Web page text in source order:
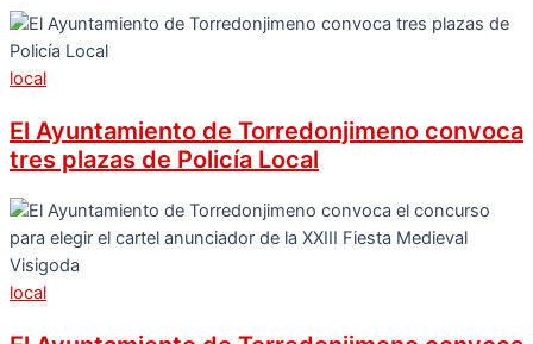
local
El Ayuntamiento de Torredonjimeno convoca
tres plazas de Policía Local
local